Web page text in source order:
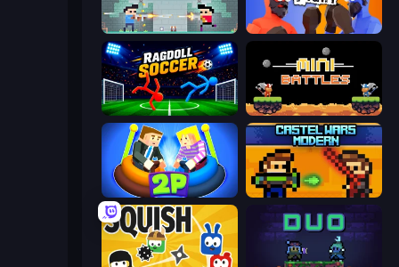
Castle Wars: New Era Ragdoll Fight
Ragdoll Soccer 2 Players 12 MiniBattles
Ragdoll Arena 2 Player Castle Wars: Modern